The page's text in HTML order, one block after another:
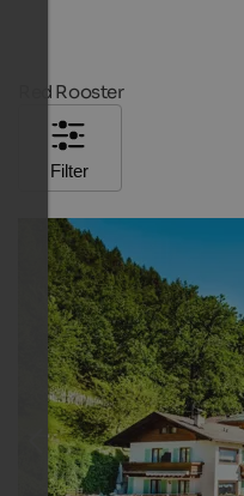
Red Rooster
Filter